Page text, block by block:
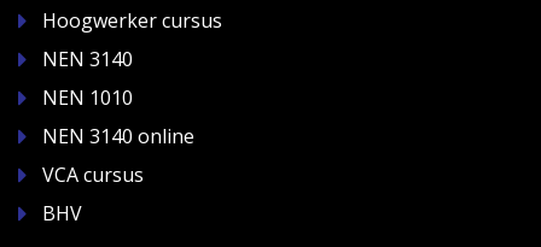
Hoogwerker cursus
NEN 3140
NEN 1010
NEN 3140 online
VCA cursus
BHV